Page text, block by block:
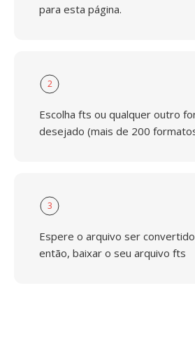
para esta página.
2
Escolha fts ou qualquer outro
desejado (mais de 200
3
Espere o arquivo ser
então, baixar o seu arquivo fts